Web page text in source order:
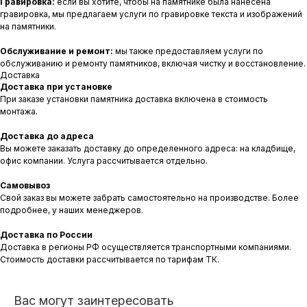
гравировка, мы предлагаем услуги по гравировке текста и изображений
на памятники.
Обслуживание и ремонт: мы также предоставляем услуги по
обслуживанию и ремонту памятников, включая чистку и восстановление.
Доставка
Доставка при установке
При заказе установки памятника доставка включена в стоимость
монтажа.
Доставка до адреса
Вы можете заказать доставку до определенного адреса: на кладбище,
офис компании. Услуга рассчитывается отдельно.
Самовывоз
Свой заказ вы можете забрать самостоятельно на производстве. Более
подробнее, у наших менеджеров.
Доставка по России
Доставка в регионы РФ осуществляется транспортными компаниями.
Стоимость доставки рассчитывается по тарифам ТК.
Вас могут заинтересовать